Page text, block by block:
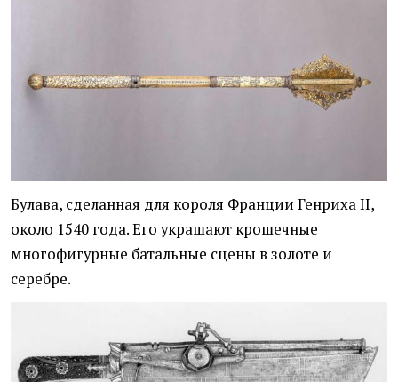
Булава, сделанная для короля Франции Генриха II,
около 1540 года. Его украшают крошечные
многофигурные батальные сцены в золоте и
серебре.